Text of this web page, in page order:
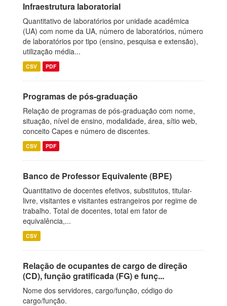
Infraestrutura laboratorial
Quantitativo de laboratórios por unidade acadêmica
(UA) com nome da UA, número de laboratórios, número
de laboratórios por tipo (ensino, pesquisa e extensão),
utilização média...
CSV PDF
Programas de pós-graduação
Relação de programas de pós-graduação com nome,
situação, nível de ensino, modalidade, área, sítio web,
conceito Capes e número de discentes.
CSV PDF
Banco de Professor Equivalente (BPE)
Quantitativo de docentes efetivos, substitutos, titular-
livre, visitantes e visitantes estrangeiros por regime de
trabalho. Total de docentes, total em fator de
equivalência,...
CSV
Relação de ocupantes de cargo de direção
(CD), função gratificada (FG) e funç...
Nome dos servidores, cargo/função, código do
cargo/função.